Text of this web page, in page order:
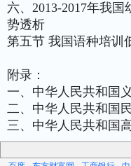
六、2013-2017年我
势透析
第五节 我国语种培训
附录：
一、中华人民共和国
二、中华人民共和国
三、中华人民共和国